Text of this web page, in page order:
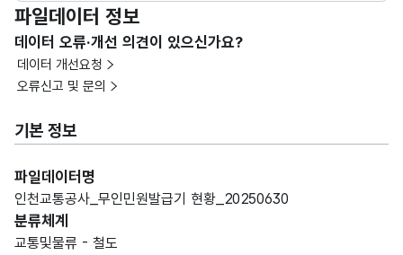
파일데이터 정보
데이터 오류·개선 의견이 있으신가요?
데이터 개선요청
오류신고 및 문의
기본 정보
파일데이터명
인천교통공사_무인민원발급기 현황_20250630
분류체계
교통및물류 - 철도